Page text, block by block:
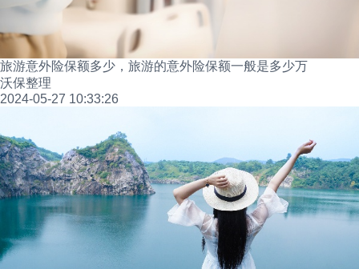
旅游意外险保额多少，旅游的意外险保额一般是多少万
沃保整理
2024-05-27 10:33:26